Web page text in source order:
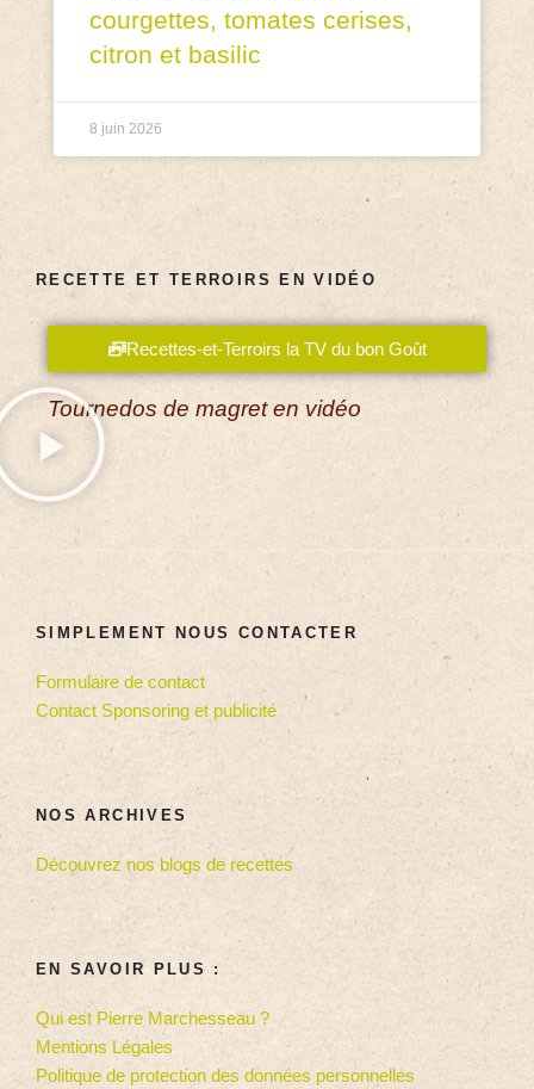
courgettes, tomates cerises,
citron et basilic
8 juin 2026
RECETTE ET TERROIRS EN VIDÉO
Recettes-et-Terroirs la TV du bon Goût
Tournedos de magret en vidéo
SIMPLEMENT NOUS CONTACTER
Formulaire de contact
Contact Sponsoring et publicité
NOS ARCHIVES
Découvrez nos blogs de recettes
EN SAVOIR PLUS :
Qui est Pierre Marchesseau ?
Mentions Légales
Politique de protection des données personnelles